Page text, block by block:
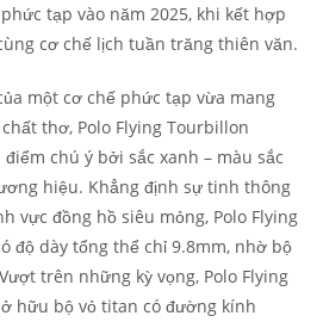
tạp vào năm 2025, khi kết hợp
cơ chế lịch tuần trăng thiên văn.
một cơ chế phức tạp vừa mang
thơ, Polo Flying Tourbillon
chú ý bởi sắc xanh – màu sắc
hiệu. Khẳng định sự tinh thông
vực đồng hồ siêu mỏng, Polo Flying
độ dày tổng thể chỉ 9.8mm, nhờ bộ
trên những kỳ vọng, Polo Flying
hữu bộ vỏ titan có đường kính